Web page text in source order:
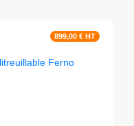
899,00 € HT